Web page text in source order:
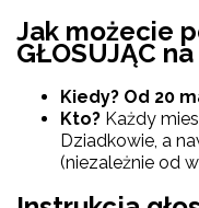
Jak możecie
GŁOSUJĄC
Kiedy? Od 20
Kto? Każdy
Dziadkowie, a
(niezależnie od